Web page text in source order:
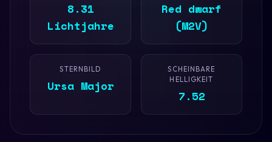
8.31
Lichtjahre
Red dwarf
(M2V)
STERNBILD
Ursa Major
SCHEINBARE
HELLIGKEIT
7.52